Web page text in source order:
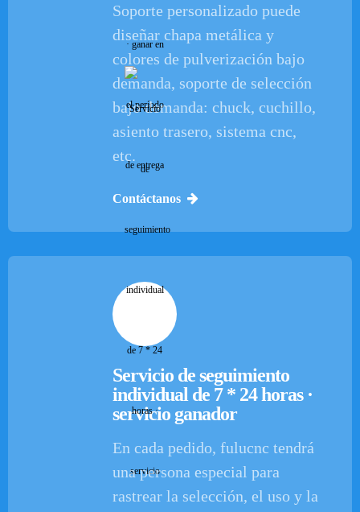
Soporte personalizado puede
diseñar chapa metálica y
colores de pulverización bajo
demanda, soporte de selección
bajo demanda: chuck, cuchillo,
asiento trasero, sistema cnc,
etc.
Contáctanos
Servicio de seguimiento
individual de 7 * 24 horas ·
servicio ganador
En cada pedido, fulucnc tendrá
una persona especial para
rastrear la selección, el uso y la